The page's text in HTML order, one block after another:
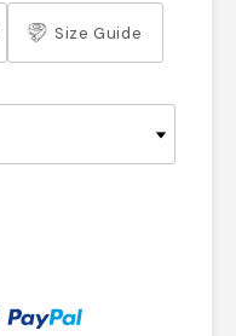
Size Guide